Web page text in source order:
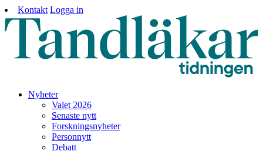
Kontakt Logga in
Nyheter
Valet 2026
Senaste nytt
Forskningsnyheter
Personnytt
Debatt